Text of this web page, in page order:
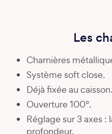
Les
Charnières
Système soft close.
Déjà fixée au caisson.
Ouverture 100°.
Réglage sur 3 axes :
profondeur.